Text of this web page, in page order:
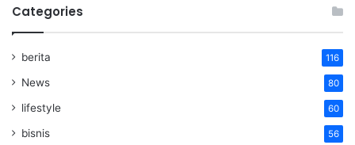
Categories
berita 116
News 80
lifestyle 60
bisnis 56